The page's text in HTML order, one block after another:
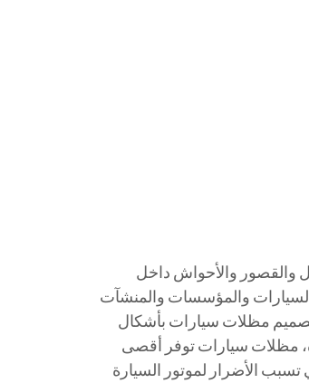
والقصور والأحواش داخل
والمؤسسات والمنشآت
مظلات سيارات بأشكال
مظلات سيارات توفر أقصى
الأضرار لموتور السيارة